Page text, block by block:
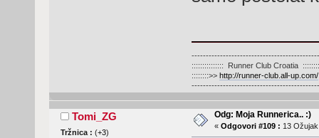
::::::::::::::: Runner Club Croatia
::::::::>> http://runner-club.all-up.com/
Tomi_ZG
Tržnica : (+3)
Odg: Moja Runnerica.. :)
« Odgovori #109 : 13